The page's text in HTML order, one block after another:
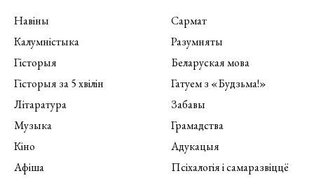
Навіны
Калумністыка
Гісторыя
Гісторыя за 5 хвілін
Літаратура
Музыка
Кіно
Афіша
Сармат
Разумняты
Беларуская мова
Гатуем з «Будзьма!»
Забавы
Грамадства
Адукацыя
Псіхалогія і самаразвіццё